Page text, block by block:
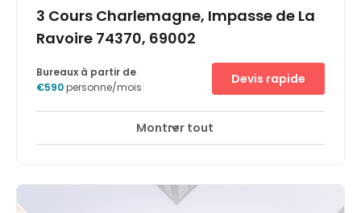
3 Cours Charlemagne, Impasse de La
Ravoire 74370, 69002
Centre d'accueil de jour Salles de réunion
d’affaire en perpétuelle expansion de la ville.
L’architecture moderne environnante offre un contraste
Bureaux à partir de
€590personne/mois
Devis rapide
Montrer tout